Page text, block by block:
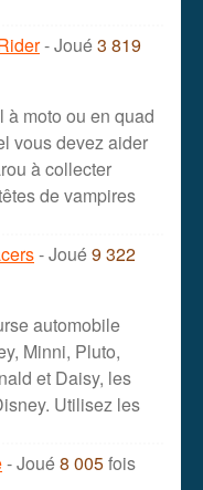
- Joué3 819
à moto ou en quad
vous devez aider
à collecter
de vampires
- Joué9 322
automobile
Minni, Pluto,
et Daisy, les
Utilisez les
- Joué8 005fois